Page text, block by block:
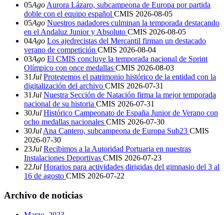
05Ago Aurora Lázaro, subcampeona de Europa por partida
doble con el equipo español CMIS 2026-08-05
05Ago Nuestros nadadores culminan la temporada destacando
en el Andaluz Junior y Absoluto CMIS 2026-08-05
04Ago Los ajedrecistas del Mercantil firman un destacado
verano de competición CMIS 2026-08-04
03Ago El CMIS concluye la temporada nacional de Sprint
Olímpico con once medallas CMIS 2026-08-03
31Jul Protegemos el patrimonio histórico de la entidad con la
digitalización del archivo CMIS 2026-07-31
31Jul Nuestra Sección de Natación firma la mejor temporada
nacional de su historia CMIS 2026-07-31
30Jul Histórico Campeonato de España Junior de Verano con
ocho medallas nacionales CMIS 2026-07-30
30Jul Ana Cantero, subcampeona de Europa Sub23 CMIS
2026-07-30
23Jul Recibimos a la Autoridad Portuaria en nuestras
Instalaciones Deportivas CMIS 2026-07-23
22Jul Horarios para actividades dirigidas del gimnasio del 3 al
16 de agosto CMIS 2026-07-22
Archivo de noticias